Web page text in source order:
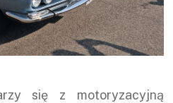
się z motoryzacyjną